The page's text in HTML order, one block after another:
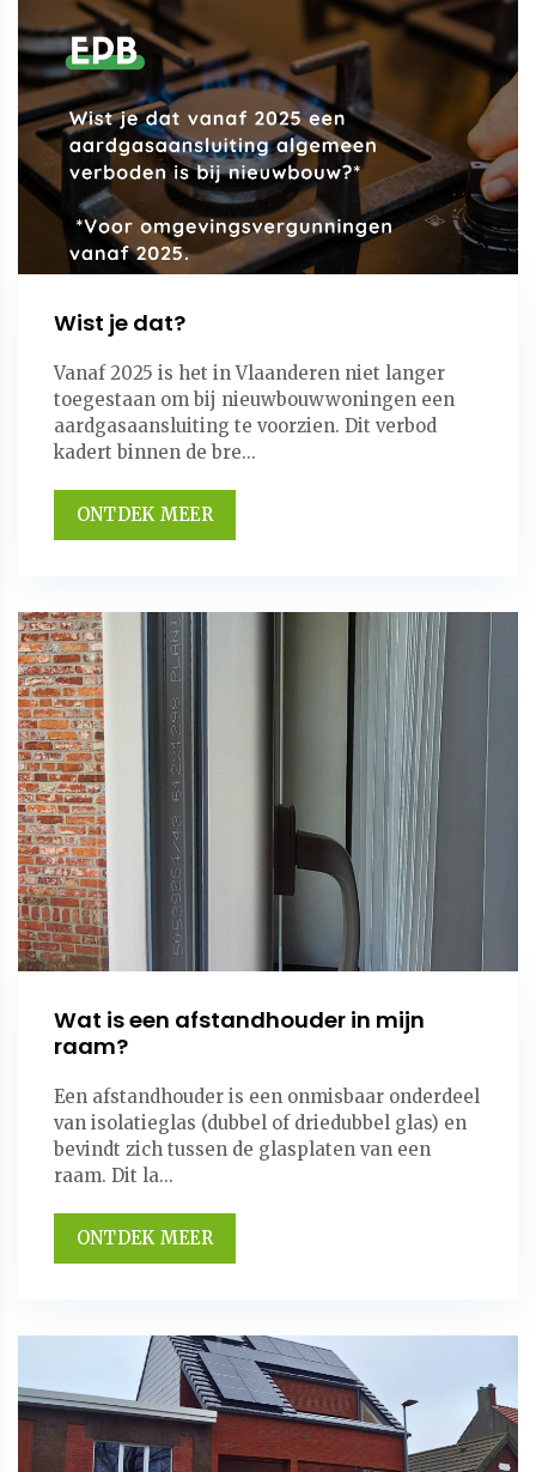
Wist je dat?
Vanaf 2025 is het in Vlaanderen niet langer
toegestaan om bij nieuwbouwwoningen een
aardgasaansluiting te voorzien. Dit verbod
kadert binnen de bre...
ONTDEK MEER
Wat is een afstandhouder in mijn
raam?
Een afstandhouder is een onmisbaar onderdeel
van isolatieglas (dubbel of driedubbel glas) en
bevindt zich tussen de glasplaten van een
raam. Dit la...
ONTDEK MEER